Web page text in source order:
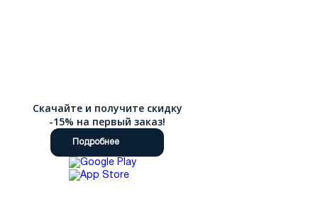
Скачайте и получите скидку
-15% на первый заказ!
Подробнее